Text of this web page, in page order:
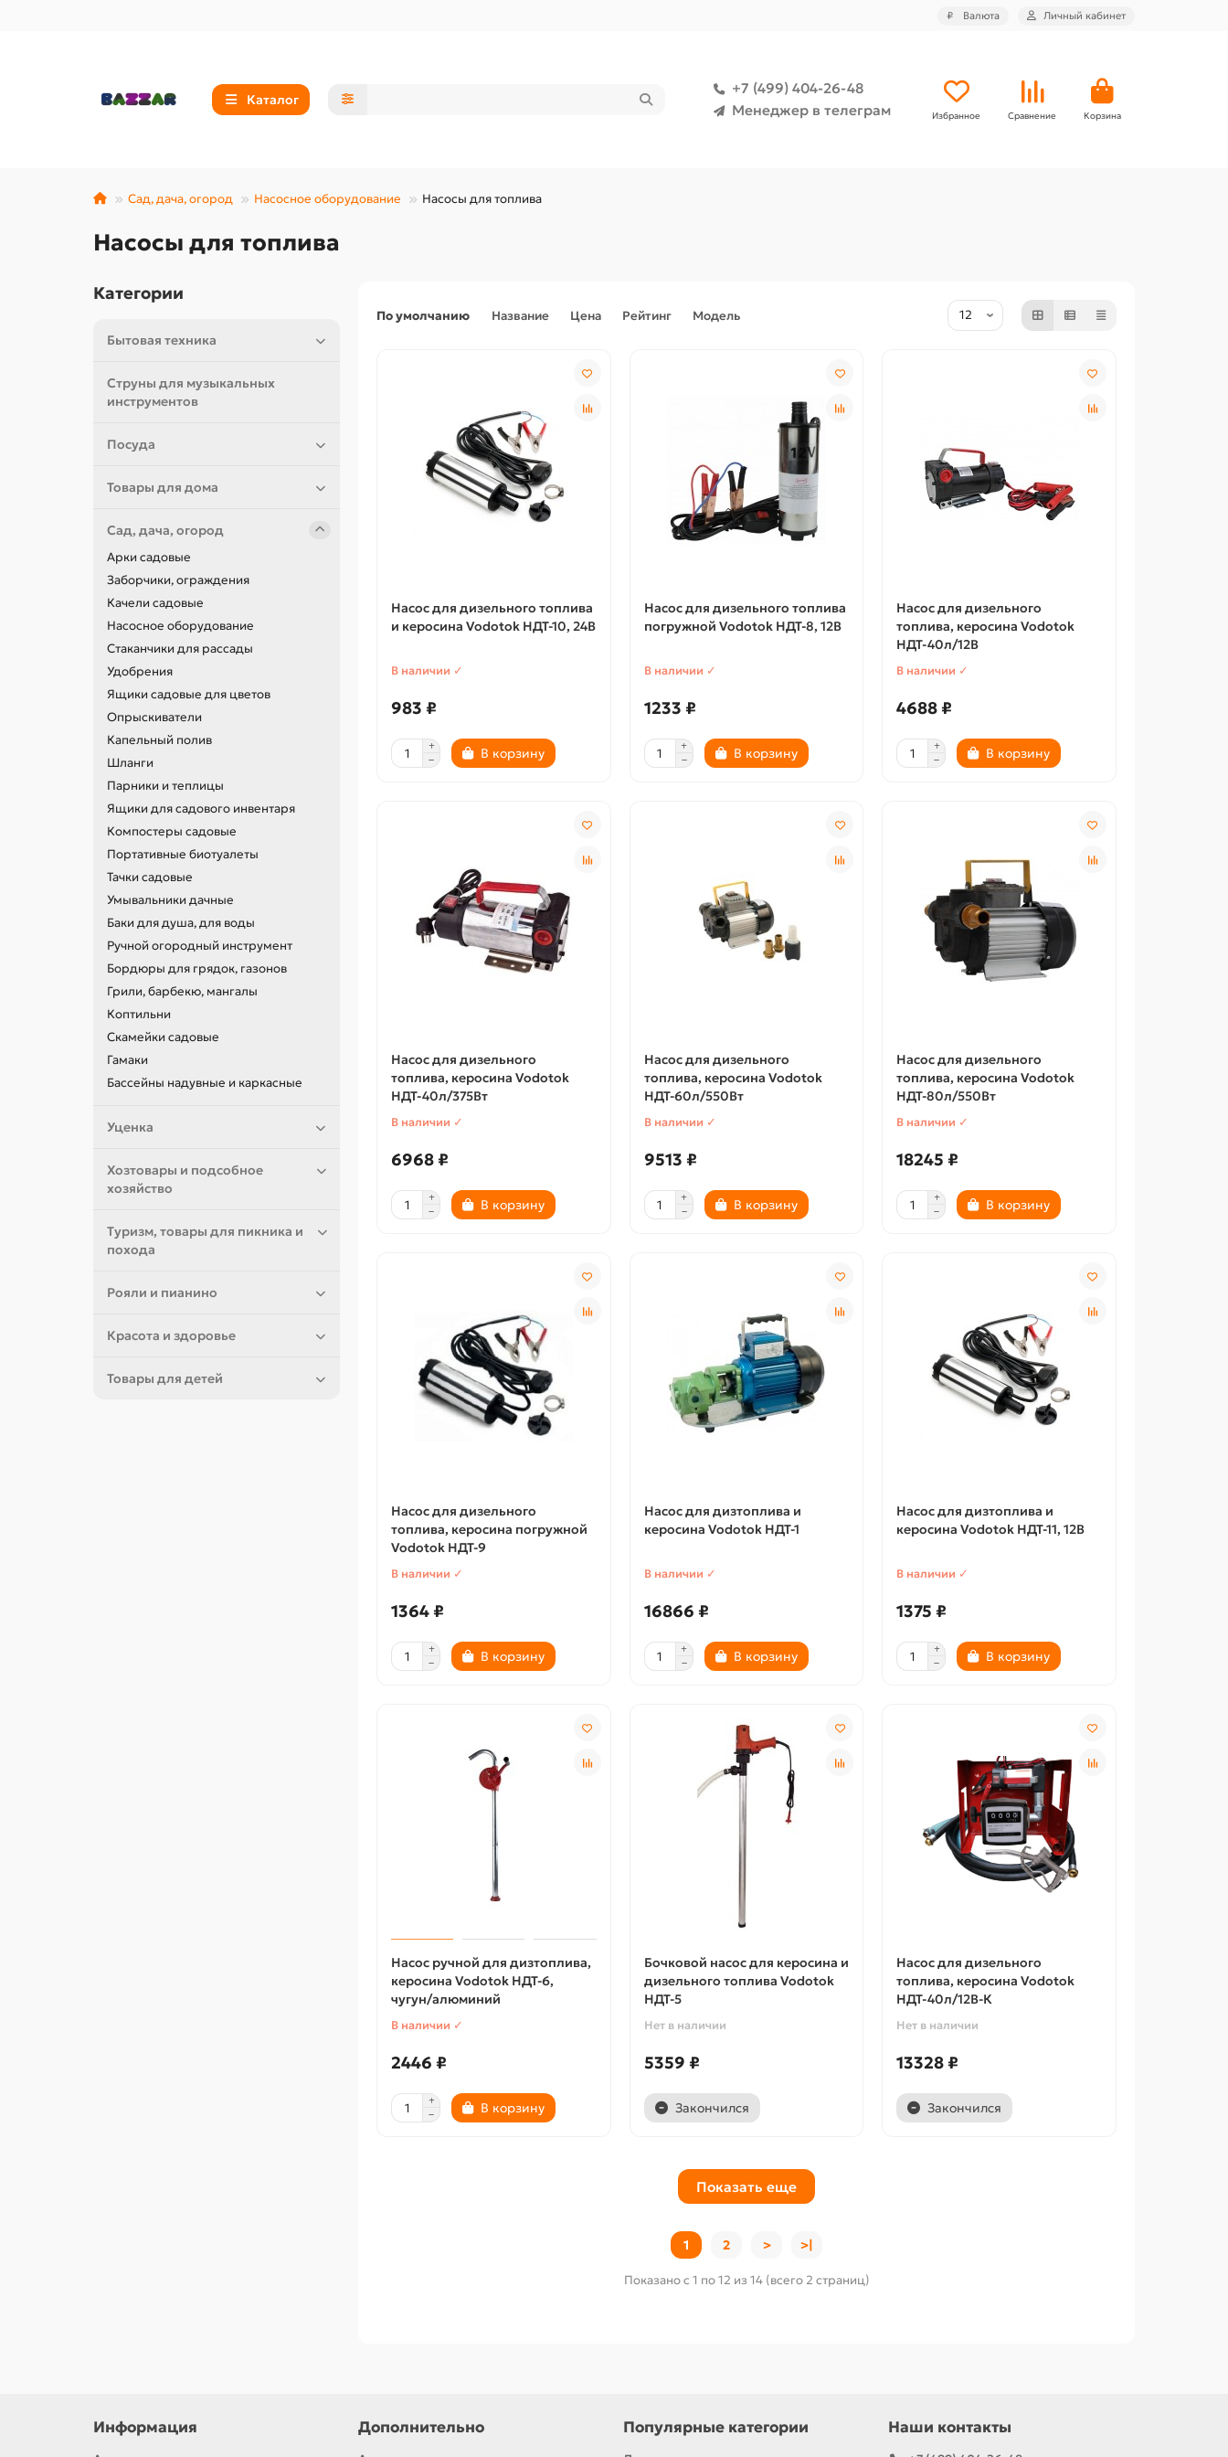
₽ Валюта Личный кабинет
Каталог
+7 (499) 404-26-48
Менеджер в телеграм
Избранное Сравнение Корзина
Сад, дача, огород Насосное оборудование Насосы для топлива
Насосы для топлива
Категории
Бытовая техника
Струны для музыкальных
инструментов
Посуда
Товары для дома
Сад, дача, огород
Арки садовые
Заборчики, ограждения
Качели садовые
Насосное оборудование
Стаканчики для рассады
Удобрения
Ящики садовые для цветов
Опрыскиватели
Капельный полив
Шланги
Парники и теплицы
Ящики для садового инвентаря
Компостеры садовые
Портативные биотуалеты
Тачки садовые
Умывальники дачные
Баки для душа, для воды
Ручной огородный инструмент
Бордюры для грядок, газонов
Грили, барбекю, мангалы
Коптильни
Скамейки садовые
Гамаки
Бассейны надувные и каркасные
Уценка
Хозтовары и подсобное
хозяйство
Туризм, товары для пикника и
похода
Рояли и пианино
Красота и здоровье
Товары для детей
По умолчанию Название Цена Рейтинг Модель
Насос для дизельного топлива
и керосина Vodotok НДТ-10, 24В
В наличии ✓
983 ₽
В корзину
Насос для дизельного топлива
погружной Vodotok НДТ-8, 12В
В наличии ✓
1233 ₽
В корзину
Насос для дизельного
топлива, керосина Vodotok
НДТ-40л/12В
В наличии ✓
4688 ₽
В корзину
Насос для дизельного
топлива, керосина Vodotok
НДТ-40л/375Вт
В наличии ✓
6968 ₽
В корзину
Насос для дизельного
топлива, керосина Vodotok
НДТ-60л/550Вт
В наличии ✓
9513 ₽
В корзину
Насос для дизельного
топлива, керосина Vodotok
НДТ-80л/550Вт
В наличии ✓
18245 ₽
В корзину
Насос для дизельного
топлива, керосина погружной
Vodotok НДТ-9
В наличии ✓
1364 ₽
В корзину
Насос для дизтоплива и
керосина Vodotok НДТ-1
В наличии ✓
16866 ₽
В корзину
Насос для дизтоплива и
керосина Vodotok НДТ-11, 12В
В наличии ✓
1375 ₽
В корзину
Насос ручной для дизтоплива,
керосина Vodotok НДТ-6,
чугун/алюминий
В наличии ✓
2446 ₽
В корзину
Бочковой насос для керосина и
дизельного топлива Vodotok
НДТ-5
Нет в наличии
5359 ₽
Закончился
Насос для дизельного
топлива, керосина Vodotok
НДТ-40л/12В-К
Нет в наличии
13328 ₽
Закончился
Показать еще
1 2 > >|
Показано с 1 по 12 из 14 (всего 2 страниц)
Информация Дополнительно Популярные категории Наши контакты